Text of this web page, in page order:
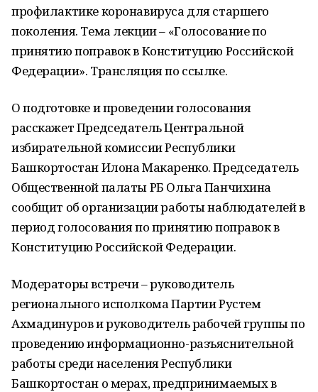
профилактике коронавируса для старшего
поколения. Тема лекции – «Голосование по
принятию поправок в Конституцию Российской
Федерации». Трансляция по ссылке.
О подготовке и проведении голосования
расскажет Председатель Центральной
избирательной комиссии Республики
Башкортостан Илона Макаренко. Председатель
Общественной палаты РБ Ольга Панчихина
сообщит об организации работы наблюдателей в
период голосования по принятию поправок в
Конституцию Российской Федерации.
Модераторы встречи – руководитель
регионального исполкома Партии Рустем
Ахмадинуров и руководитель рабочей группы по
проведению информационно-разъяснительной
работы среди населения Республики
Башкортостан о мерах, предпринимаемых в